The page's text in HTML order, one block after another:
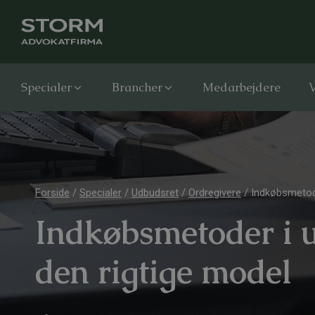
Specialer Brancher Medarbejdere
Forside / Specialer / Udbudsret / Ordregivere/
Indkøbsmetoder i
den rigtige model